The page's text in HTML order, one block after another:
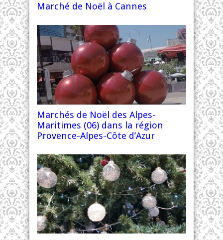
Marché de Noël à Cannes
Marchés de Noël des Alpes-
Maritimes (06) dans la région
Provence-Alpes-Côte d’Azur